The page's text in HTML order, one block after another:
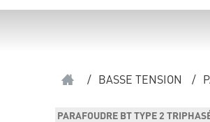
/ BASSE TENSION /
PARAFOUDRE BT TYPE 2